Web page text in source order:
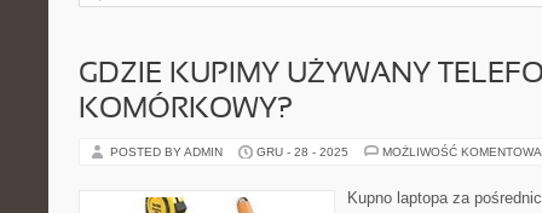
GDZIE KUPIMY UŻYWANY
KOMÓRKOWY?
POSTED BY ADMIN GRU - 28 - 2025 MOŻLIWOŚĆ
Kupno laptopa za